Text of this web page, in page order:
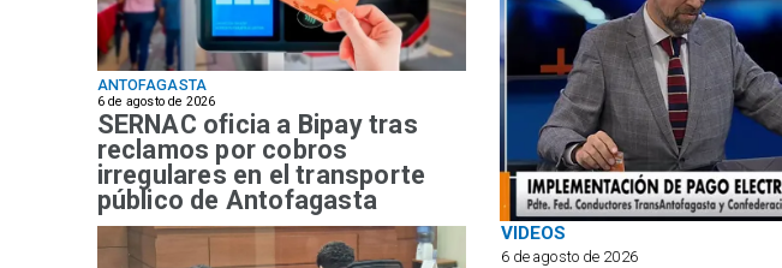
ANTOFAGASTA
6 de agosto de 2026
SERNAC oficia a Bipay tras
reclamos por cobros
irregulares en el transporte
público de Antofagasta
VIDEOS
6 de agosto de 2026